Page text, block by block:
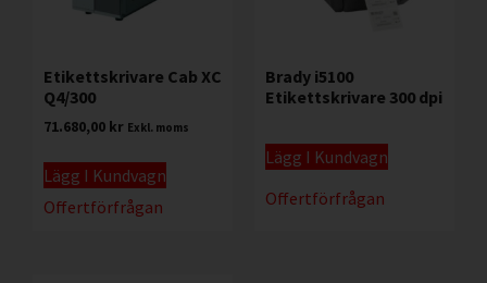
Etikettskrivare Cab XC
Q4/300
71.680,00 kr Exkl. moms
Lägg I Kundvagn
Offertförfrågan
Brady i5100
Etikettskrivare 300 dpi
Lägg I Kundvagn
Offertförfrågan